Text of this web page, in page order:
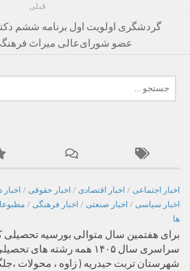
قبلی
گردشگری اولویت اول برنامه ششم
عضو شورای‌عالی میراث
برای:
اخبار اجتماعی / اخبار اقتصادی / اخبار حقوقی /
اخبار سیاسی / اخبار صنعتی / اخبار فرهنگی /
ها
برای هفتمین سال متوالی بورسیه تحصیلی
سراسری سال ۱۴۰۵ همه رشته های
شهرستان تربت حیدریه ( زاوه ، محولات